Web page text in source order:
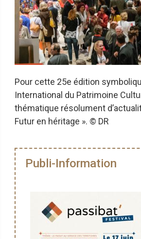
Pour cette 25e édition
International du Patrimoine
thématique résolument
Futur en héritage ». © DR
Publi-Information